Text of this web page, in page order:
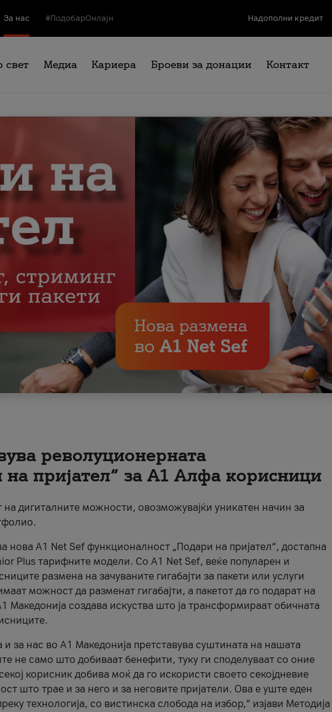
За нас #ПодобарОнлајн Надополни кредит
свет Медиа Кариера Броеви за донации Контакт
револуционерната
пријател“ за А1 Алфа корисници
дигиталните можности, овозможувајќи уникатен начин за
нова A1 Net Sef функционалност „Подари на пријател“, достапна
Plus тарифните модели. Со A1 Net Sef, веќе популарен и
размена на зачуваните гигабајти за пакети или услуги
можност да разменат гигабајти, а пакетот да го подарат на
Македонија создава искуства што ја трансформираат обичната
за нас во А1 Македонија претставува суштината на нашата
не само што добиваат бенефити, туку ги споделуваат со оние
корисник добива моќ да го искористи своето секојдневие
што трае и за него и за неговите пријатели. Ова е уште еден
технологија, со вистинска слобода на избор,“ изјави Методија